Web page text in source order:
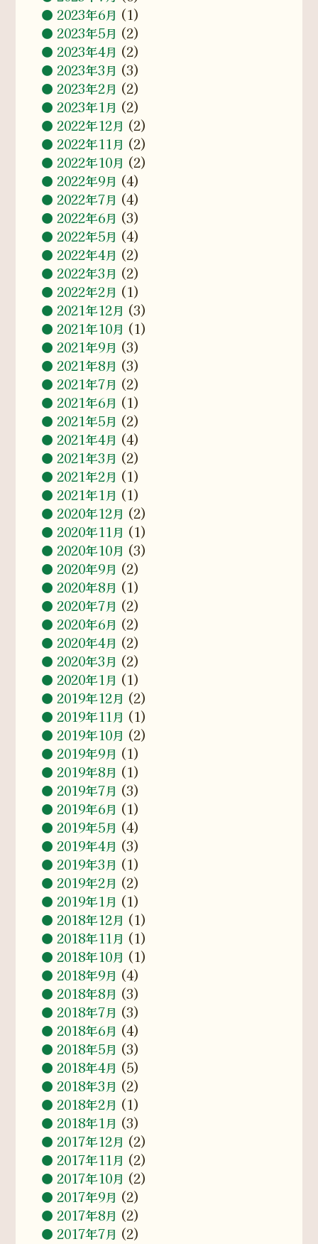
2023年6月 (1)
2023年5月 (2)
2023年4月 (2)
2023年3月 (3)
2023年2月 (2)
2023年1月 (2)
2022年12月 (2)
2022年11月 (2)
2022年10月 (2)
2022年9月 (4)
2022年7月 (4)
2022年6月 (3)
2022年5月 (4)
2022年4月 (2)
2022年3月 (2)
2022年2月 (1)
2021年12月 (3)
2021年10月 (1)
2021年9月 (3)
2021年8月 (3)
2021年7月 (2)
2021年6月 (1)
2021年5月 (2)
2021年4月 (4)
2021年3月 (2)
2021年2月 (1)
2021年1月 (1)
2020年12月 (2)
2020年11月 (1)
2020年10月 (3)
2020年9月 (2)
2020年8月 (1)
2020年7月 (2)
2020年6月 (2)
2020年4月 (2)
2020年3月 (2)
2020年1月 (1)
2019年12月 (2)
2019年11月 (1)
2019年10月 (2)
2019年9月 (1)
2019年8月 (1)
2019年7月 (3)
2019年6月 (1)
2019年5月 (4)
2019年4月 (3)
2019年3月 (1)
2019年2月 (2)
2019年1月 (1)
2018年12月 (1)
2018年11月 (1)
2018年10月 (1)
2018年9月 (4)
2018年8月 (3)
2018年7月 (3)
2018年6月 (4)
2018年5月 (3)
2018年4月 (5)
2018年3月 (2)
2018年2月 (1)
2018年1月 (3)
2017年12月 (2)
2017年11月 (2)
2017年10月 (2)
2017年9月 (2)
2017年8月 (2)
2017年7月 (2)